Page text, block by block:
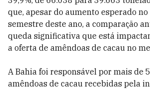
que, apesar do aumento esperado
semestre deste ano, a comparação
queda significativa que está
a oferta de amêndoas de cacau no
A Bahia foi responsável por mais de
amêndoas de cacau recebidas pela